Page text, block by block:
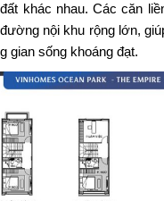
khác nhau. Các căn
nội khu rộng lớn,
gian sống khoáng đạt.